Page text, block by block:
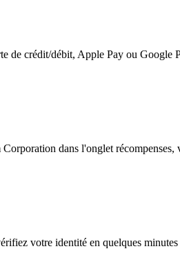
de crédit/débit, Apple Pay ou Google
dans l'onglet
votre identité en quelques